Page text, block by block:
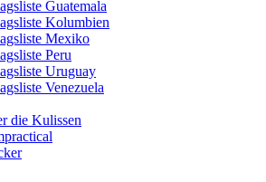
Guatemala
Kolumbien
Mexiko
Peru
Uruguay
Venezuela
die Kulissen